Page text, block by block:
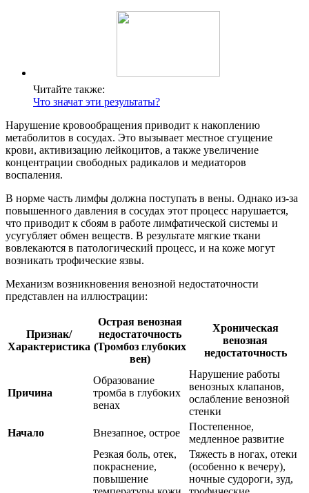
Читайте также:
Что значат эти результаты?
Нарушение кровообращения приводит к накоплению
метаболитов в сосудах. Это вызывает местное сгущение
крови, активизацию лейкоцитов, а также увеличение
концентрации свободных радикалов и медиаторов
воспаления.
В норме часть лимфы должна поступать в вены. Однако из-за
повышенного давления в сосудах этот процесс нарушается,
что приводит к сбоям в работе лимфатической системы и
усугубляет обмен веществ. В результате мягкие ткани
вовлекаются в патологический процесс, и на коже могут
возникать трофические язвы.
Механизм возникновения венозной недостаточности
представлен на иллюстрации:
Признак/
Характеристика
Острая венозная
недостаточность
(Тромбоз глубоких
вен)
Хроническая
венозная
недостаточность
Причина
Образование
тромба в глубоких
венах
Нарушение работы
венозных клапанов,
ослабление венозной
стенки
Начало
Внезапное, острое
Постепенное,
медленное развитие
Резкая боль, отек,
покраснение,
повышение
Тяжесть в ногах, отеки
(особенно к вечеру),
ночные судороги, зуд,